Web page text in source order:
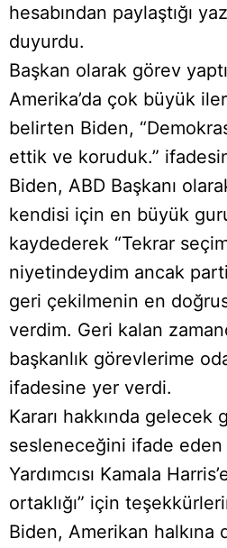
hesabından paylaştığı
duyurdu.
Başkan olarak görev
Amerika’da çok büyük
belirten Biden,
ettik ve koruduk.”
Biden, ABD Başkanı
kendisi için en büyük
kaydederek “Tekrar
niyetindeydim ancak
geri çekilmenin en
verdim. Geri kalan
başkanlık görevlerime
ifadesine yer verdi.
Kararı hakkında gelecek
sesleneceğini ifade eden
Yardımcısı Kamala
ortaklığı” için
Biden, Amerikan halkına